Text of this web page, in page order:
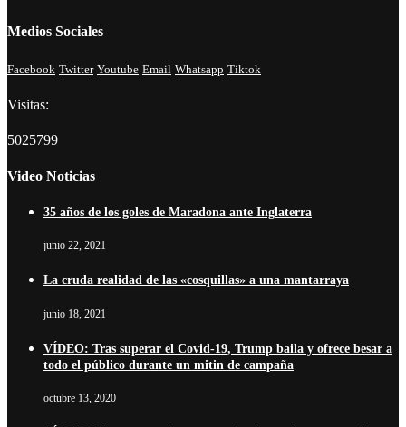
Medios Sociales
Facebook Twitter Youtube Email Whatsapp Tiktok
Visitas:
5025799
Video Noticias
35 años de los goles de Maradona ante Inglaterra
junio 22, 2021
La cruda realidad de las «cosquillas» a una mantarraya
junio 18, 2021
VÍDEO: Tras superar el Covid-19, Trump baila y ofrece besar a
todo el público durante un mitin de campaña
octubre 13, 2020